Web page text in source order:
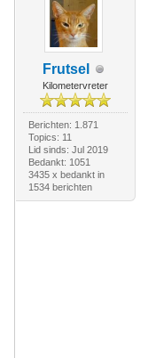
Frutsel
Kilometervreter
Berichten: 1.871
Topics: 11
Lid sinds: Jul 2019
Bedankt: 1051
3435 x bedankt in
1534 berichten